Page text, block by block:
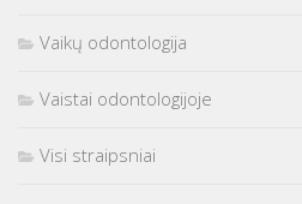
Vaikų odontologija
Vaistai odontologijoje
Visi straipsniai